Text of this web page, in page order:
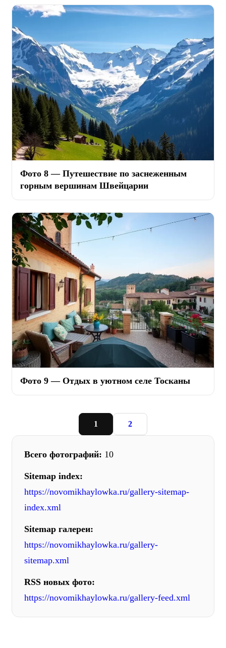
Фото 8 — Путешествие по заснеженным
горным вершинам Швейцарии
Фото 9 — Отдых в уютном селе Тосканы
1 2
Всего фотографий: 10
Sitemap index:
https://novomikhaylowka.ru/gallery-sitemap-
index.xml
Sitemap галереи:
https://novomikhaylowka.ru/gallery-
sitemap.xml
RSS новых фото:
https://novomikhaylowka.ru/gallery-feed.xml